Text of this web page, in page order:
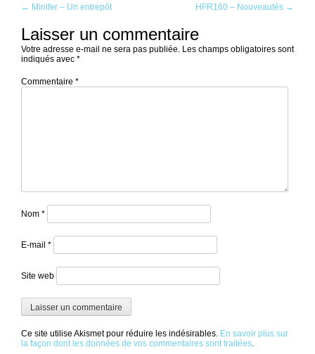
Post
navigation
← Minifer – Un entrepôt HFR160 – Nouveautés →
Laisser un commentaire
Votre adresse e-mail ne sera pas publiée. Les champs obligatoires sont
indiqués avec *
Commentaire *
Nom *
E-mail *
Site web
Ce site utilise Akismet pour réduire les indésirables. En savoir plus sur
la façon dont les données de vos commentaires sont traitées